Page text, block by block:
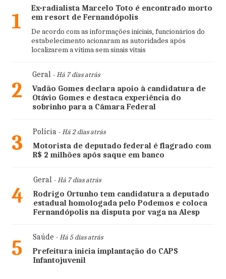
1
Ex-radialista Marcelo Toto é encontrado morto
em resort de Fernandópolis
De acordo com as informações iniciais, funcionários do
estabelecimento acionaram as autoridades após
localizarem a vítima sem sinais vitais
2
Geral- Há 7 dias atrás
Vadão Gomes declara apoio à candidatura de
Otávio Gomes e destaca experiência do
sobrinho para a Câmara Federal
3 Polícia- Há 2 dias atrás
Motorista de deputado federal é flagrado com
R$ 2 milhões após saque em banco
4
Geral- Há 7 dias atrás
Rodrigo Ortunho tem candidatura a deputado
estadual homologada pelo Podemos e coloca
Fernandópolis na disputa por vaga na Alesp
5 Saúde - Há 5 dias atrás
Prefeitura inicia implantação do CAPS
Infantojuvenil